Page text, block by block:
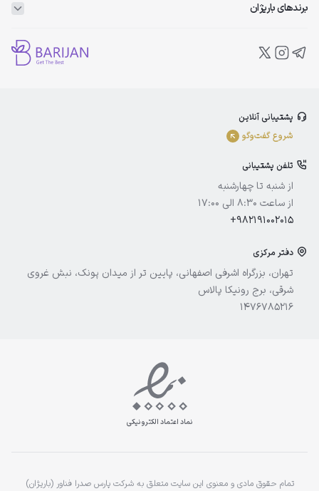
برندهای باریژان
ویتالیر
الوینا
آیسول
پشتیبانی آنلاین
شروع گفت‌و‌گو
تلفن پشتیبانی
از شنبه تا چهارشنبه
از ساعت 8:30 الی 17:00
+982191002015
دفتر مرکزی
تهران، بزرگراه اشرفی اصفهانی، پایین تر از میدان پونک، نبش غروی
شرقی، برج رونیکا پالاس
1476785216
نماد اعتماد الکترونیکی
تمام حقوق مادی و معنوی این سایت متعلق به شرکت پارس صدرا فناور (باریژان)